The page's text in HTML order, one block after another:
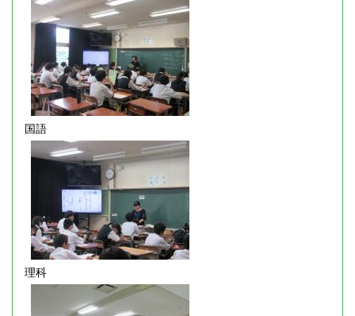
国語
理科